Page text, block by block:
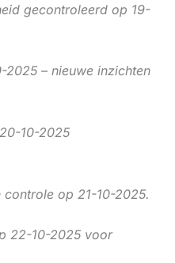
gecontroleerd op 19-
– nieuwe inzichten
10-2025
op 21-10-2025.
22-10-2025 voor